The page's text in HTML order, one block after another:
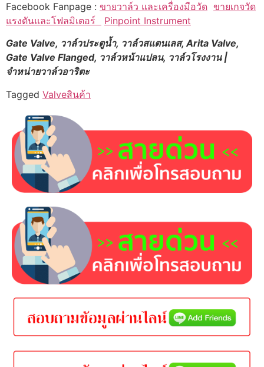
Facebook Fanpage : ขายวาล์ว และเครื่องมือวัด ขายเกจวัด
แรงดันและโฟลมิเตอร์
Pinpoint Instrument
Gate Valve, วาล์วประตูน้ำ, วาล์วสแตนเลส, Arita Valve,
Gate Valve Flanged, วาล์วหน้าแปลน, วาล์วโรงงาน |
จำหน่ายวาล์วอาริตะ
Tagged Valveสินค้า